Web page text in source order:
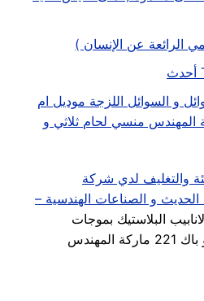
الرائعة عن الإنسان )
و السوائل اللزجة موديل ام
ماركة المهندس منسي لحام ثلاثي و
والتغليف لدي شركة
و الصناعات الهندسية –
البلاستيك بموجات
الالتراسونيك موديل ام تو باك 221 ماركة المهندس